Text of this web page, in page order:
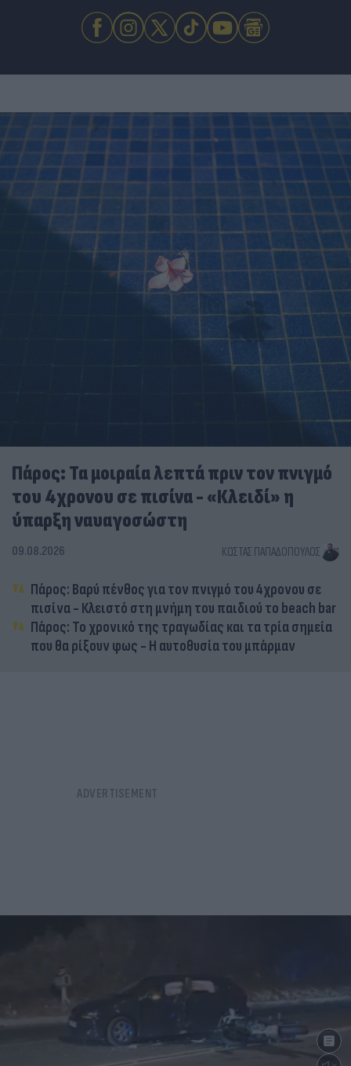
Πάρος: Τα μοιραία λεπτά πριν τον πνιγμό
του 4χρονου σε πισίνα - «Κλειδί» η
ύπαρξη ναυαγοσώστη
09.08.2026 ΚΏΣΤΑΣ ΠΑΠΑΔΌΠΟΥΛΟΣ
Πάρος: Βαρύ πένθος για τον πνιγμό του 4χρονου σε
πισίνα - Κλειστό στη μνήμη του παιδιού το beach bar
Πάρος: Το χρονικό της τραγωδίας και τα τρία σημεία
που θα ρίξουν φως - Η αυτοθυσία του μπάρμαν